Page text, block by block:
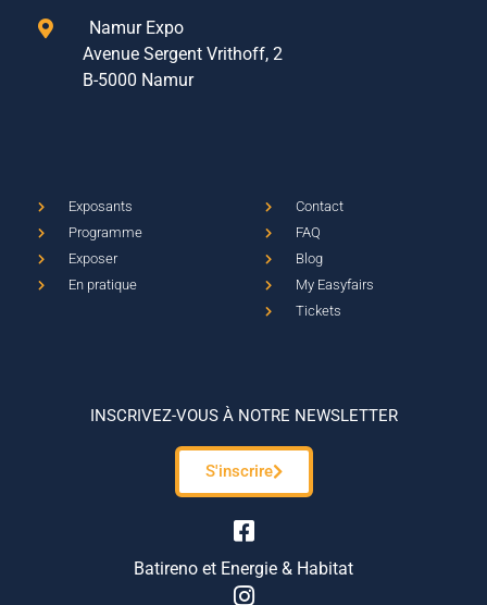
Namur Expo
Avenue Sergent Vrithoff, 2
B-5000 Namur
Exposants
Programme
Exposer
En pratique
Contact
FAQ
Blog
My Easyfairs
Tickets
INSCRIVEZ-VOUS À NOTRE NEWSLETTER
S'inscrire
Batireno et Energie & Habitat